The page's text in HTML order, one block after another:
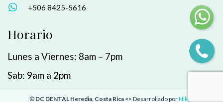
+506 8425-5616
Horario
Lunes a Viernes: 8am – 7pm
Sab: 9am a 2pm
© DC DENTAL Heredia, Costa Rica <> Desarrollado porNikgu